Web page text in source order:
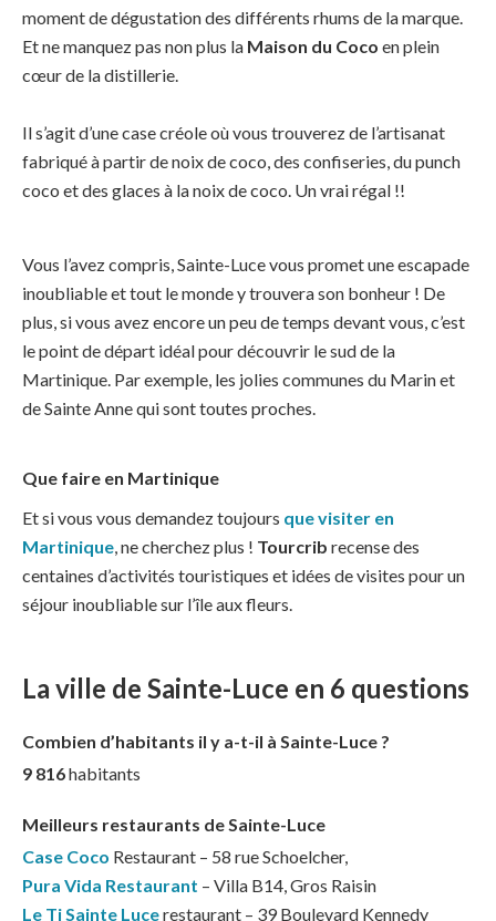
moment de dégustation des différents rhums de la marque.
Et ne manquez pas non plus la Maison du Coco en plein
cœur de la distillerie.
Il s’agit d’une case créole où vous trouverez de l’artisanat
fabriqué à partir de noix de coco, des confiseries, du punch
coco et des glaces à la noix de coco. Un vrai régal !!
Vous l’avez compris, Sainte-Luce vous promet une escapade
inoubliable et tout le monde y trouvera son bonheur ! De
plus, si vous avez encore un peu de temps devant vous, c’est
le point de départ idéal pour découvrir le sud de la
Martinique. Par exemple, les jolies communes du Marin et
de Sainte Anne qui sont toutes proches.
Que faire en Martinique
Et si vous vous demandez toujours que visiter en
Martinique, ne cherchez plus ! Tourcrib recense des
centaines d’activités touristiques et idées de visites pour un
séjour inoubliable sur l’île aux fleurs.
La ville de Sainte-Luce en 6 questions
Combien d’habitants il y a-t-il à Sainte-Luce ?
9 816habitants
Meilleurs restaurants de Sainte-Luce
Case Coco Restaurant – 58 rue Schoelcher,
Pura Vida Restaurant – Villa B14, Gros Raisin
Le Ti Sainte Lucerestaurant – 39 Boulevard Kennedy